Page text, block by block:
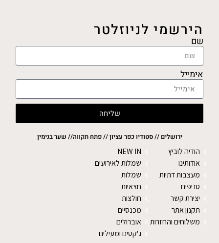
הירשמי לניוזלטר
שם
אימייל
שליחה
ירושלים // סטודיו כפר עציון // פתח תקווה// שער בנימין
הודיה לוביץ
אודותינו
מעצבות דתיות
סניפים
יצירת קשר
תקנון אתר
משלוחים והחזרות
NEW IN
שמלות לאירועים
שמלות
חצאיות
חולצות
מכנסיים
אוברולים
ג'קטים ומעילים